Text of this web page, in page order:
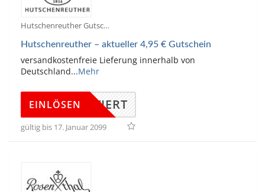
Hutschenreuther Gutscheine
Hutschenreuther – aktueller 4,95 € Gutschein
versandkostenfreie Lieferung innerhalb von
Deutschland...Mehr
KTIVIERT
EINLÖSEN
gültig bis 17. Januar 2099